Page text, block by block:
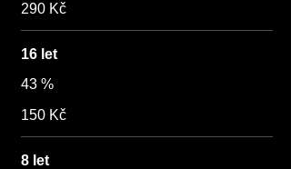
290 Kč
16 let
43 %
150 Kč
8 let